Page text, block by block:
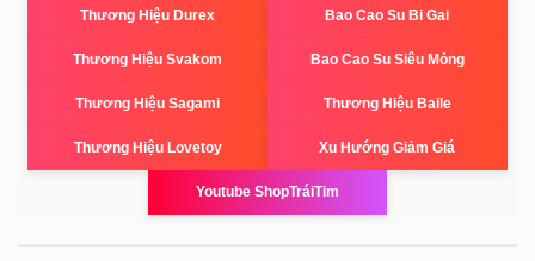
Thương Hiệu Durex Bao Cao Su Bi Gai
Thương Hiệu Svakom Bao Cao Su Siêu Mỏng
Thương Hiệu Sagami Thương Hiệu Baile
Thương Hiệu Lovetoy Xu Hướng Giảm Giá
Youtube ShopTráiTim